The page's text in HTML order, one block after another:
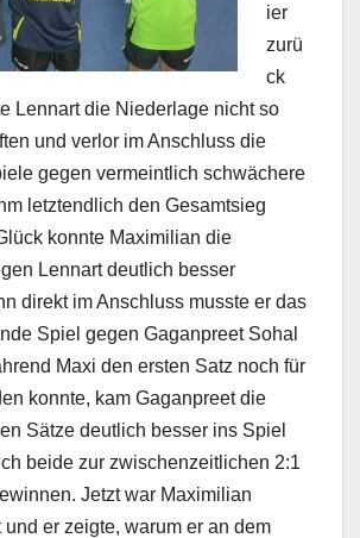
ier
zurü
ck
Lennart die Niederlage nicht so
und verlor im Anschluss die
gegen vermeintlich schwächere
letztendlich den Gesamtsieg
konnte Maximilian die
Lennart deutlich besser
direkt im Anschluss musste er das
Spiel gegen Gaganpreet Sohal
Maxi den ersten Satz noch für
konnte, kam Gaganpreet die
Sätze deutlich besser ins Spiel
beide zur zwischenzeitlichen 2:1
Jetzt war Maximilian
und er zeigte, warum er an dem